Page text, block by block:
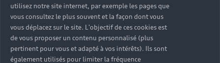
utilisez notre site internet, par exemple les pages que
vous consultez le plus souvent et la façon dont vous
vous déplacez sur le site. L'objectif de ces cookies est
de vous proposer un contenu personnalisé (plus
pertinent pour vous et adapté à vos intérêts). Ils sont
également utilisés pour limiter la fréquence